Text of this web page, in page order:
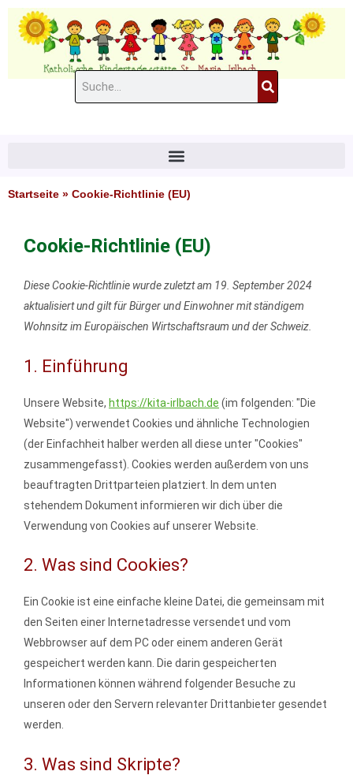
Zum
Inhalt
springen
Suche
Startseite » Cookie-Richtlinie (EU)
Cookie-Richtlinie (EU)
Diese Cookie-Richtlinie wurde zuletzt am 19. September 2024
aktualisiert und gilt für Bürger und Einwohner mit ständigem
Wohnsitz im Europäischen Wirtschaftsraum und der Schweiz.
1. Einführung
Unsere Website, https://kita-irlbach.de (im folgenden: "Die
Website") verwendet Cookies und ähnliche Technologien
(der Einfachheit halber werden all diese unter "Cookies"
zusammengefasst). Cookies werden außerdem von uns
beauftragten Drittparteien platziert. In dem unten
stehendem Dokument informieren wir dich über die
Verwendung von Cookies auf unserer Website.
2. Was sind Cookies?
Ein Cookie ist eine einfache kleine Datei, die gemeinsam mit
den Seiten einer Internetadresse versendet und vom
Webbrowser auf dem PC oder einem anderen Gerät
gespeichert werden kann. Die darin gespeicherten
Informationen können während folgender Besuche zu
unseren oder den Servern relevanter Drittanbieter gesendet
werden.
3. Was sind Skripte?
Consent
service
sonstiges
Marketing